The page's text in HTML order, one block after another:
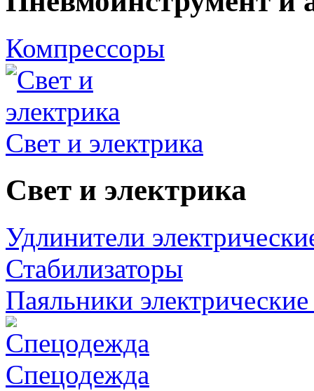
Компрессоры
Свет и электрика
Свет и электрика
Удлинители
Стабилизаторы
Паяльники
Спецодежда